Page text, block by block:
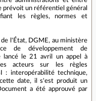
prévoit un référentiel général
les règles, normes et
de l'État, DGME, au ministère
de développement de
lancé le 21 avril un appel à
acteurs sur les règles
: interopérabilité technique,
date, il s'est produit un
a été approuvé par